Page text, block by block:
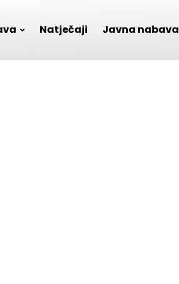
Natječaji Javna nabava